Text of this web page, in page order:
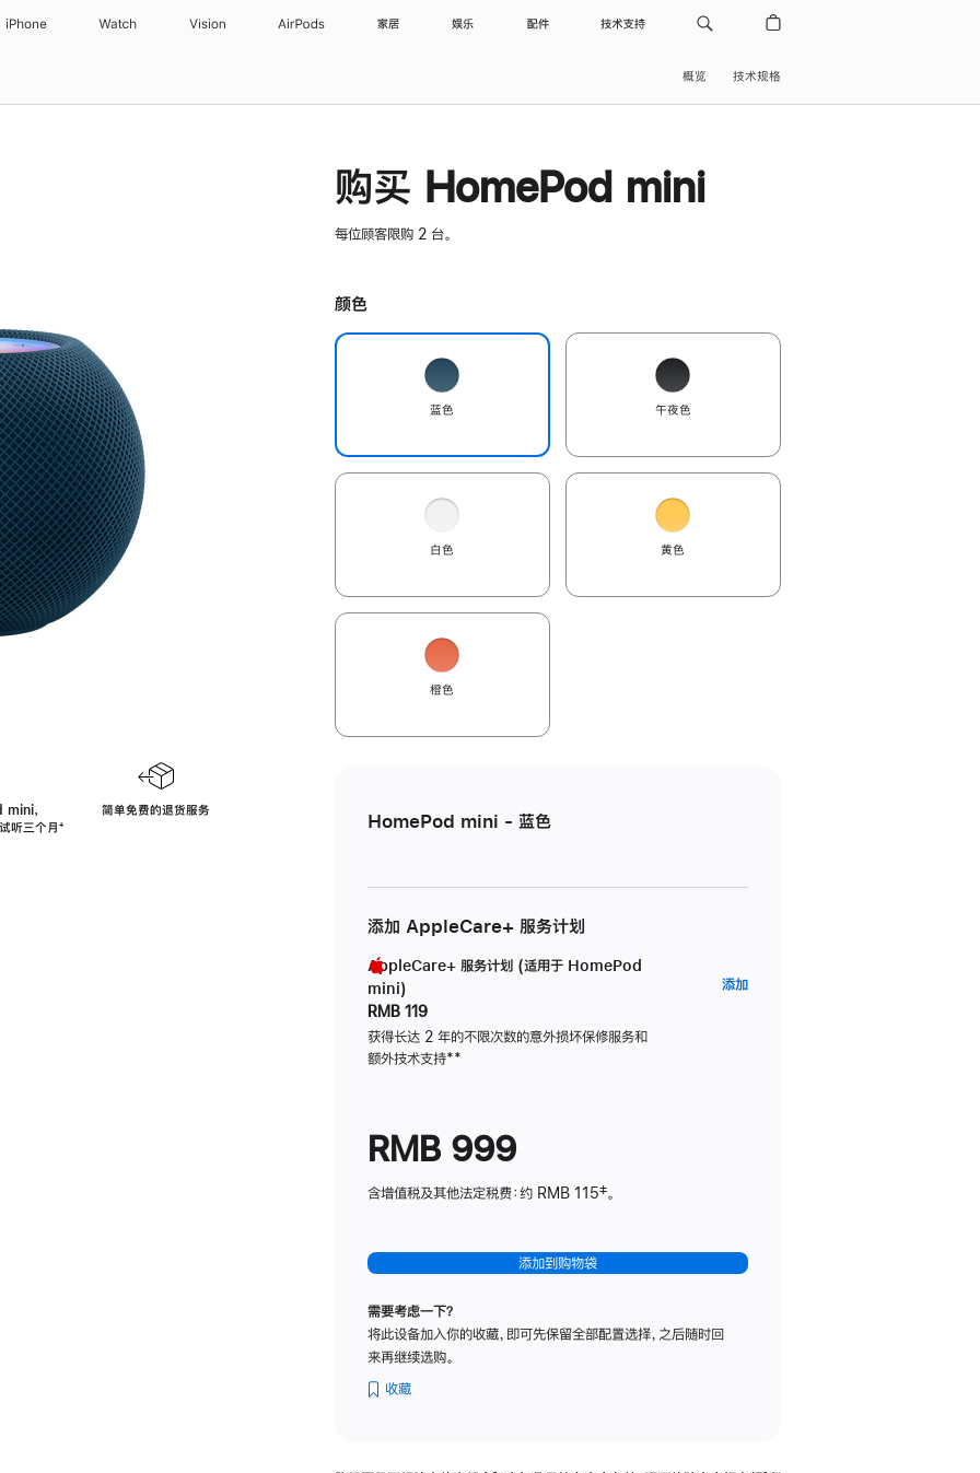
iPhone Watch Vision AirPods 家居 娱乐 配件 技术支持
概览 技术规格
，
听三个月脚
⁺
简单免费的退货服务
购买 HomePod mini
每位顾客限购 2 台。
颜色
蓝色 午夜色
白色 黄色
橙色
HomePod mini - 蓝色
添加 AppleCare+ 服务计划
AppleCare+ 服务计划 (适用于 HomePod
mini)
RMB 119
获得长达 2 年的不限次数的意外损坏保修服务和
额外技术支持脚
**
添加AppleCare+
RMB 999
含增值税及其他法定税费：约 RMB 115‡。
添加到购物袋
需要考虑一下？
将此设备加入你的收藏，即可先保留全部配置选择，之后随时回
来再继续选购。
收藏